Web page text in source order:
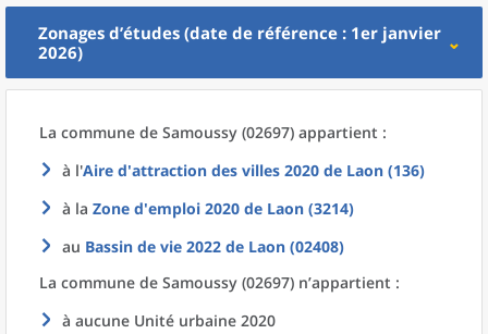
Zonages d’études (date de référence : 1er janvier
2026)
La commune de Samoussy (02697) appartient :
à l'Aire d'attraction des villes 2020 de Laon (136)
à la Zone d'emploi 2020 de Laon (3214)
au Bassin de vie 2022 de Laon (02408)
La commune de Samoussy (02697) n’appartient :
à aucune Unité urbaine 2020